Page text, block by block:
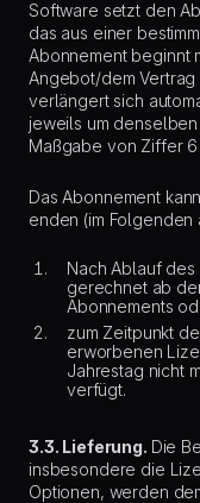
Software setzt den
das aus einer
Abonnement beginnt
Angebot/dem
verlängert sich
jeweils um
Maßgabe von Ziffer
Das Abonnement
enden (im Folgenden
Nach Ablauf
gerechnet ab
Abonnements
zum Zeitpunkt
erworbenen
Jahrestag nicht
verfügt.
3.3. Lieferung. Die
insbesondere die
Optionen, werden